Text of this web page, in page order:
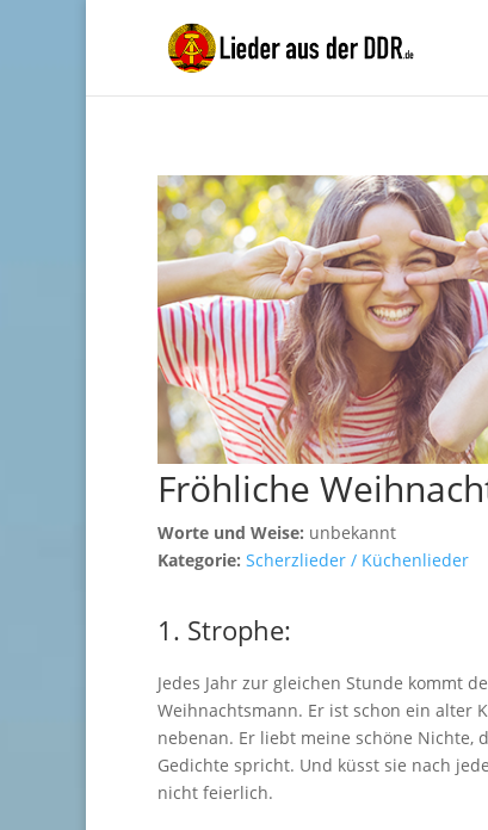
Fröhliche
Worte und Weise: unbekannt
Kategorie: Scherzlieder / Küchenlieder
1. Strophe:
Jedes Jahr zur gleichen Stunde kommt
Weihnachtsmann. Er ist schon ein alter
nebenan. Er liebt meine schöne Nichte,
Gedichte spricht. Und küsst sie nach
nicht feierlich.